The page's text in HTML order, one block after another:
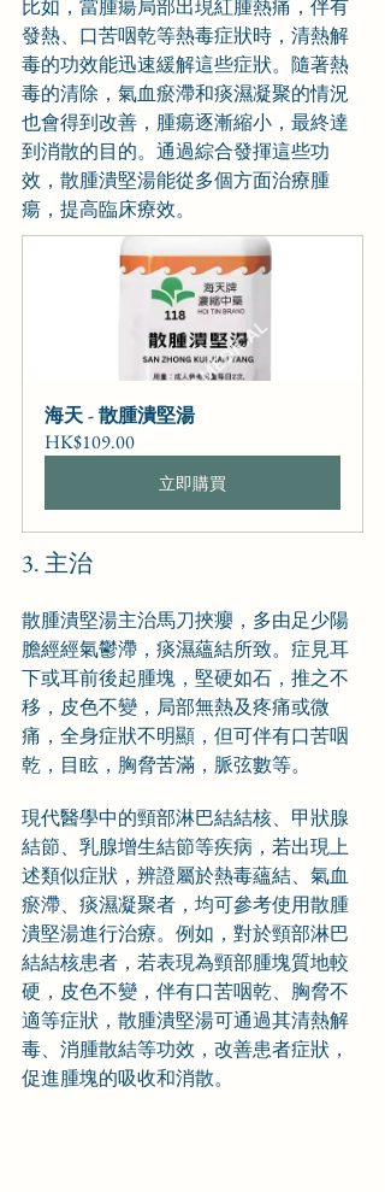
比如，當腫瘍局部出現紅腫熱痛，伴有
發熱、口苦咽乾等熱毒症狀時，清熱解
毒的功效能迅速緩解這些症狀。隨著熱
毒的清除，氣血瘀滯和痰濕凝聚的情況
也會得到改善，腫瘍逐漸縮小，最終達
到消散的目的。通過綜合發揮這些功
效，散腫潰堅湯能從多個方面治療腫
瘍，提高臨床療效。
海天 - 散腫潰堅湯
HK$109.00
立即購買
3. 主治
散腫潰堅湯主治馬刀挾癭，多由足少陽
膽經經氣鬱滯，痰濕蘊結所致。症見耳
下或耳前後起腫塊，堅硬如石，推之不
移，皮色不變，局部無熱及疼痛或微
痛，全身症狀不明顯，但可伴有口苦咽
乾，目眩，胸脅苦滿，脈弦數等。
現代醫學中的頸部淋巴結結核、甲狀腺
結節、乳腺增生結節等疾病，若出現上
述類似症狀，辨證屬於熱毒蘊結、氣血
瘀滯、痰濕凝聚者，均可參考使用散腫
潰堅湯進行治療。例如，對於頸部淋巴
結結核患者，若表現為頸部腫塊質地較
硬，皮色不變，伴有口苦咽乾、胸脅不
適等症狀，散腫潰堅湯可通過其清熱解
毒、消腫散結等功效，改善患者症狀，
促進腫塊的吸收和消散。